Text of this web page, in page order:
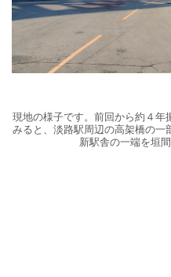
現地の様子です。前回から約４年
みると、淡路駅周辺の高架橋の一
新駅舎の一端を垣